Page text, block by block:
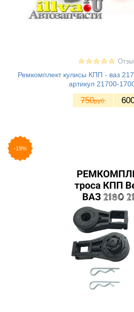
Ремкомплект кулисы КПП - ваз
артикул 21700-
750руб.
-19%